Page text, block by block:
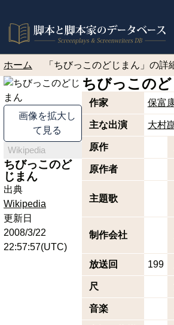
ホーム 「ちびっこのどじまん」の詳
画像を拡大し
て見る
Wikipedia
ちびっこのど
じまん
出典
Wikipedia
更新日
2008/3/22
22:57:57(UTC)
ちびっこの
作家 保富
主な出演 大村
原作
原作者
主題歌
制作会社
放送回 199
尺
音楽